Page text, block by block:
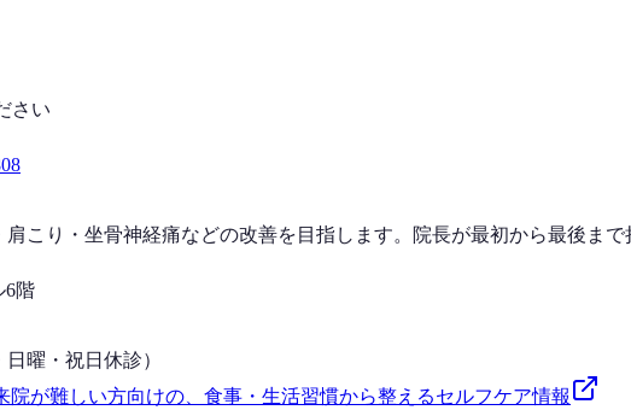
さい
こり・坐骨神経痛などの改善を目指します。院長が最初から最後まで
6階
曜・祝日休診）
院が難しい方向けの、食事・生活習慣から整えるセルフケア情報